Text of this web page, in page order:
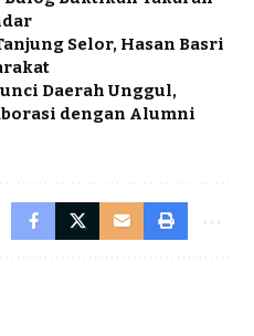
Selor, Hasan Basri
Daerah Unggul,
dengan Alumni